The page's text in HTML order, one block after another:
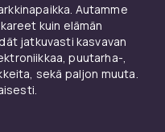
Autamme
kuin elämän
jatkuvasti kasvavan
puutarha-,
sekä paljon muuta.